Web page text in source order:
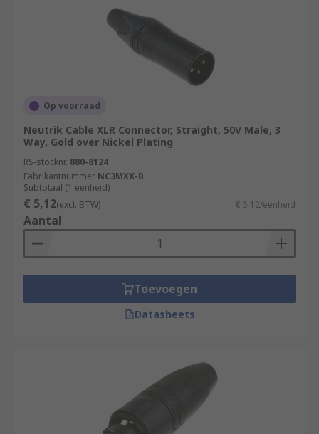
Op voorraad
Neutrik Cable XLR Connector, Straight, 50V Male, 3
Way, Gold over Nickel Plating
RS-stocknr. 880-8124
Fabrikantnummer NC3MXX-B
Subtotaal (1 eenheid)
€ 5,12(excl. BTW) € 5,12/eenheid
Aantal
Toevoegen
Datasheets